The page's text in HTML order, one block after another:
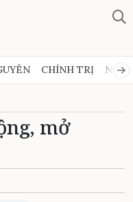
CHÍNH TRỊ NGHỊ
mở